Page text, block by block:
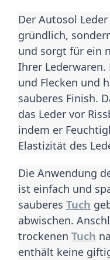
Der Autosol
gründlich,
und sorgt für ein
Ihrer Lederwaren.
und Flecken und
sauberes Finish.
das Leder vor
indem er
Elastizität des
Die Anwendung
ist einfach und
sauberes Tuch
abwischen.
trockenen Tuch
enthält keine